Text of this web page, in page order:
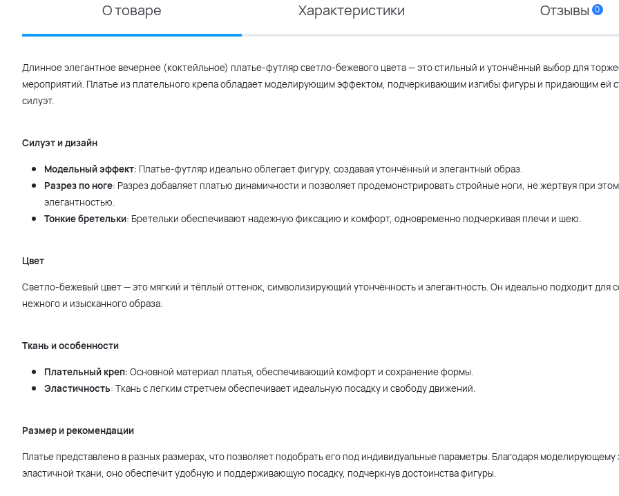
О товаре Характеристики Отзывы 0
Длинное элегантное вечернее (коктейльное) платье-футляр светло-бежевого цвета — это стильный и утончённый выбор для
мероприятий. Платье из плательного крепа обладает моделирующим эффектом, подчеркивающим изгибы фигуры и придающим ей
силуэт.
Силуэт и дизайн
Модельный эффект: Платье-футляр идеально облегает фигуру, создавая утончённый и элегантный образ.
Разрез по ноге: Разрез добавляет платью динамичности и позволяет продемонстрировать стройные ноги, не жертвуя при
элегантностью.
Тонкие бретельки: Бретельки обеспечивают надежную фиксацию и комфорт, одновременно подчеркивая плечи и шею.
Цвет
Светло-бежевый цвет — это мягкий и тёплый оттенок, символизирующий утончённость и элегантность. Он идеально подходит для
нежного и изысканного образа.
Ткань и особенности
Плательный креп: Основной материал платья, обеспечивающий комфорт и сохранение формы.
Эластичность: Ткань с легким стретчем обеспечивает идеальную посадку и свободу движений.
Размер и рекомендации
Платье представлено в разных размерах, что позволяет подобрать его под индивидуальные параметры. Благодаря моделирующему
эластичной ткани, оно обеспечит удобную и поддерживающую посадку, подчеркнув достоинства фигуры.